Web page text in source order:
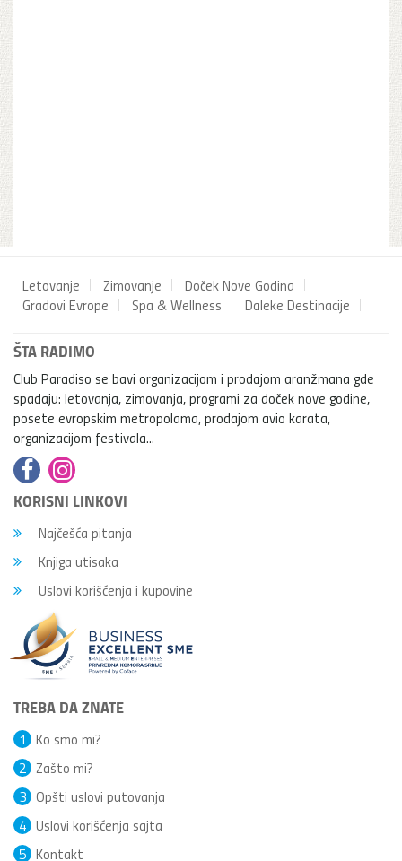
Letovanje Zimovanje
Doček Nove Godina
Gradovi Evrope
Spa & Wellness Daleke Destinacije
ŠTA RADIMO
Club Paradiso se bavi organizacijom i prodajom aranžmana gde
spadaju: letovanja, zimovanja, programi za doček nove godine,
posete evropskim metropolama, prodajom avio karata,
organizacijom festivala...
KORISNI LINKOVI
Najčešća pitanja
Knjiga utisaka
Uslovi korišćenja i kupovine
TREBA DA ZNATE
Ko smo mi?
1
Zašto mi?
2
Opšti uslovi putovanja
3
Uslovi korišćenja sajta
4
Kontakt
5